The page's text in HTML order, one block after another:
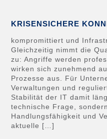
KRISENSICHERE
kompromittiert und
Gleichzeitig nimmt die
zu: Angriffe werden
wirken sich zunehmend
Prozesse aus. Für
Verwaltungen und
Stabilität der IT damit
technische Frage,
Handlungsfähigkeit und
aktuelle […]